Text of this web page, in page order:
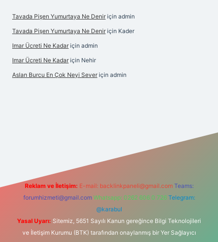
Tavada Pişen Yumurtaya Ne Denir için admin
Tavada Pişen Yumurtaya Ne Denir için Kader
Imar Ücreti Ne Kadar için admin
Imar Ücreti Ne Kadar için Nehir
Aslan Burcu En Çok Neyi Sever için admin
Reklam ve İletişim: E-mail: backlinkpaneli@gmail.com Teams:
forumhizmeti@gmail.com Whatsapp: 0262 606 0 726 Telegram:
@karabul
Yasal Uyarı: Sitemiz, 5651 Sayılı Kanun gereğince Bilgi Teknolojileri
ve İletişim Kurumu (BTK) tarafından onaylanmış bir Yer Sağlayıcı